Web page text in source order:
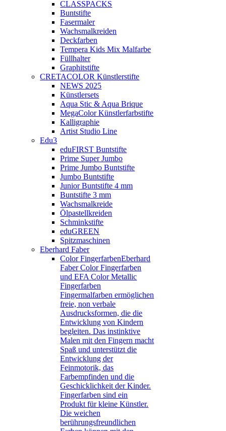
CLASSPACKS
Buntstifte
Fasermaler
Wachsmalkreiden
Deckfarben
Tempera Kids Mix Malfarbe
Füllhalter
Graphitstifte
CRETACOLOR Künstlerstifte
NEWS 2025
Künstlersets
Aqua Stic & Aqua Brique
MegaColor Künstlerfarbstifte
Kalligraphie
Artist Studio Line
Edu3
eduFIRST Buntstifte
Prime Super Jumbo
Prime Jumbo Buntstifte
Jumbo Buntstifte
Junior Buntstifte 4 mm
Buntstifte 3 mm
Wachsmalkreide
Ölpastellkreiden
Schminkstifte
eduGREEN
Spitzmaschinen
Eberhard Faber
Color FingerfarbenEberhard
Faber Color Fingerfarben
und EFA Color Metallic
Fingerfarben
Fingermalfarben ermöglichen
freie, non verbale
Ausdrucksformen, die die
Entwicklung von Kindern
begleiten. Das instinktive
Malen mit den Fingern macht
Spaß und unterstützt die
Entwicklung der
Feinmotorik, das
Farbempfinden und die
Geschicklichkeit der Kinder.
Fingerfarben sind ein
Produkt für kleine Künstler.
Die weichen
berührungsfreundlichen